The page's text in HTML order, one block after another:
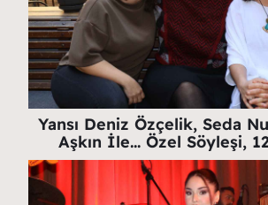
Yansı Deniz Özçelik, Seda
Aşkın İle… Özel Söyleşi,